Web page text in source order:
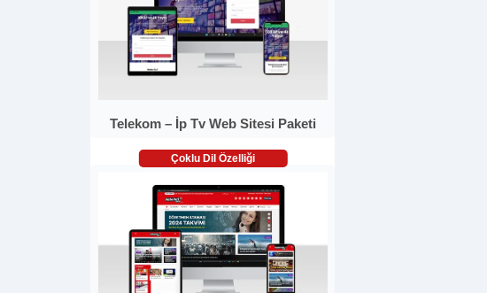
Telekom – İp Tv Web Sitesi Paketi
Çoklu Dil Özelliği